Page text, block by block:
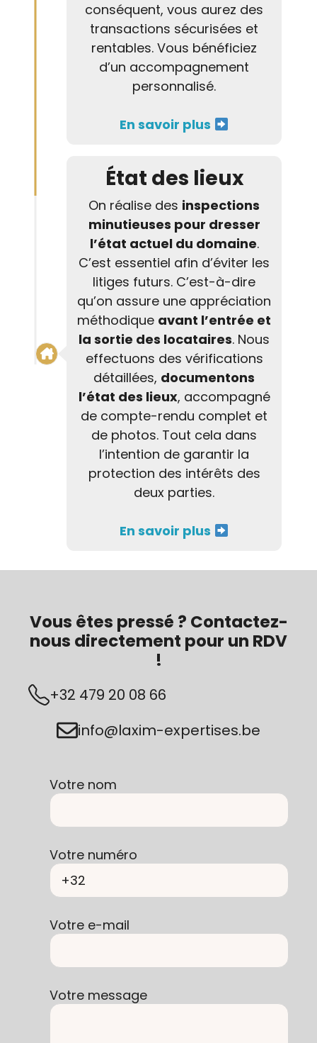
conséquent, vous aurez des
transactions sécurisées et
rentables. Vous bénéficiez
d’un accompagnement
personnalisé.
En savoir plus
État des lieux
On réalise des inspections
minutieuses pour dresser
l’état actuel du domaine.
C’est essentiel afin d’éviter les
litiges futurs. C’est-à-dire
qu’on assure une appréciation
méthodique avant l’entrée et
la sortie des locataires. Nous
effectuons des vérifications
détaillées, documentons
l’état des lieux, accompagné
de compte-rendu complet et
de photos. Tout cela dans
l’intention de garantir la
protection des intérêts des
deux parties.
En savoir plus
Vous êtes pressé ? Contactez-
nous directement pour un RDV
!
+32 479 20 08 66
info@laxim-expertises.be
Votre nom
Votre numéro
Votre e-mail
Votre message